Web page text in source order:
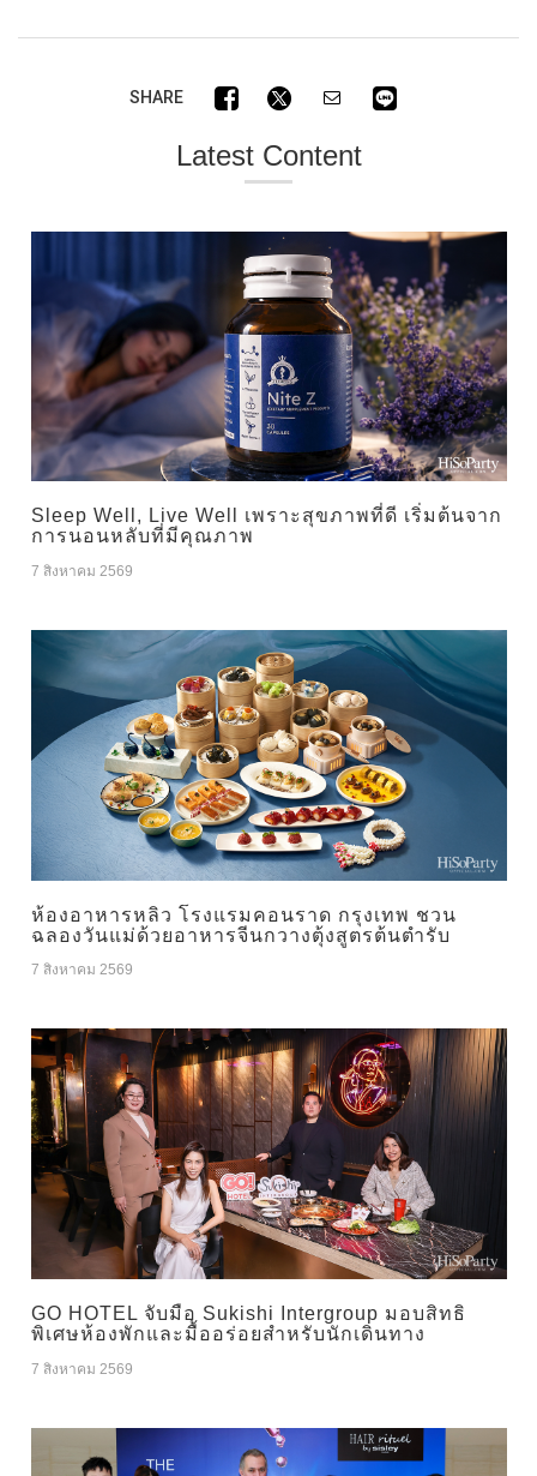
SHARE
Latest Content
Sleep Well, Live Well เพราะสุขภาพที่ดี เริ่มต้นจาก
การนอนหลับที่มีคุณภาพ
7 สิงหาคม 2569
ห้องอาหารหลิว โรงแรมคอนราด กรุงเทพ ชวน
ฉลองวันแม่ด้วยอาหารจีนกวางตุ้งสูตรต้นตำรับ
7 สิงหาคม 2569
GO HOTEL จับมือ Sukishi Intergroup มอบสิทธิ
พิเศษห้องพักและมื้ออร่อยสำหรับนักเดินทาง
7 สิงหาคม 2569